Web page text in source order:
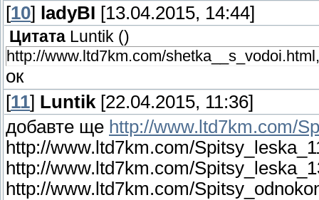
[10] ladyBI [13.04.2015, 14:44]
Цитата Luntik ()
http://www.ltd7km.com/
ок
[11] Luntik [22.04.2015, 11:36]
добавте ще http://www.ltd7km.com/
http://www.ltd7km.com/
http://www.ltd7km.com/
http://www.ltd7km.com/